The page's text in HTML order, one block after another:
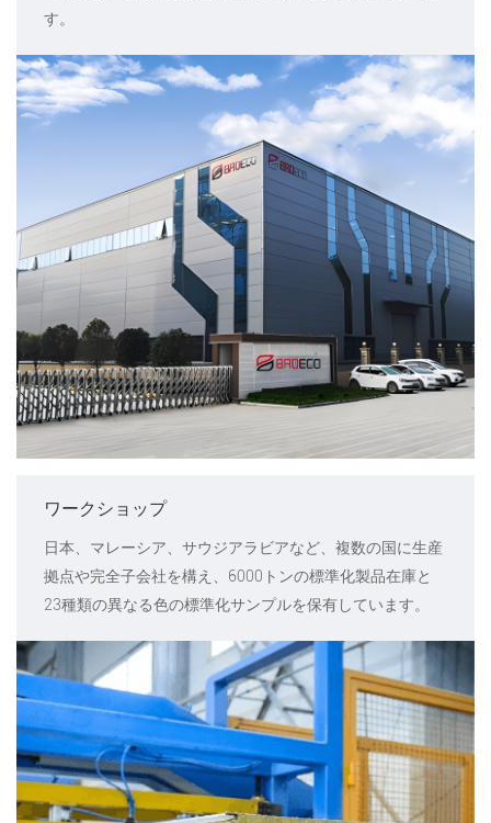
す。
ワークショップ
日本、マレーシア、サウジアラビアなど、複数の国に生産
拠点や完全子会社を構え、6000トンの標準化製品在庫と
23種類の異なる色の標準化サンプルを保有しています。